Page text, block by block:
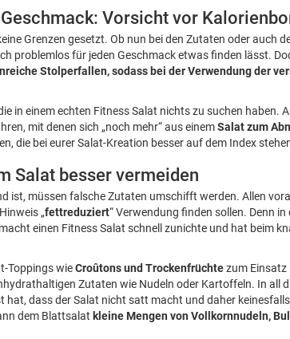
Vorsicht vor
Grenzen gesetzt. Ob nun bei den Zutaten oder auch
problemlos für jeden Geschmack etwas finden lässt.
Stolperfallen, sodass bei der Verwendung der
in einem echten Fitness Salat nichts zu suchen haben.
mit denen sich „noch mehr“ aus einemSalat zum
die bei eurer Salat-Kreation besser auf dem Index
Salat besser vermeiden
ist, müssen falsche Zutaten umschifft werden. Allen
„fettreduziert“ Verwendung finden sollen. Denn
einen Fitness Salat schnell zunichte und hat beim
Toppings wieCroûtons und Trockenfrüchtezum Einsatz
Zutaten wie Nudeln oder Kartoffeln. In all
hat, dass der Salat nicht satt macht und daher
dem Blattsalat kleine Mengen von Vollkornnudeln,